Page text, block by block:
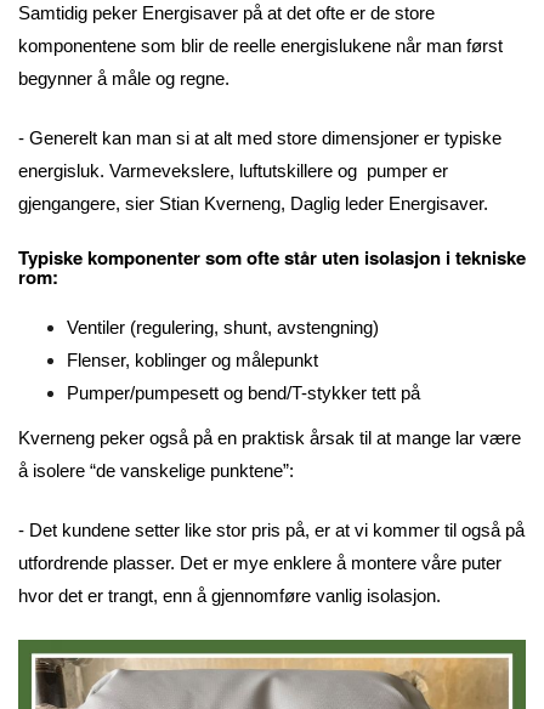
Samtidig peker Energisaver på at det ofte er de store
komponentene som blir de reelle energislukene når man først
begynner å måle og regne.
- Generelt kan man si at alt med store dimensjoner er typiske
energisluk. Varmevekslere, luftutskillere og pumper er
gjengangere, sier Stian Kverneng, Daglig leder Energisaver.
Typiske komponenter som ofte står uten isolasjon i tekniske
rom:
Ventiler (regulering, shunt, avstengning)
Flenser, koblinger og målepunkt
Pumper/pumpesett og bend/T-stykker tett på
Kverneng peker også på en praktisk årsak til at mange lar være
å isolere “de vanskelige punktene”:
- Det kundene setter like stor pris på, er at vi kommer til også på
utfordrende plasser. Det er mye enklere å montere våre puter
hvor det er trangt, enn å gjennomføre vanlig isolasjon.